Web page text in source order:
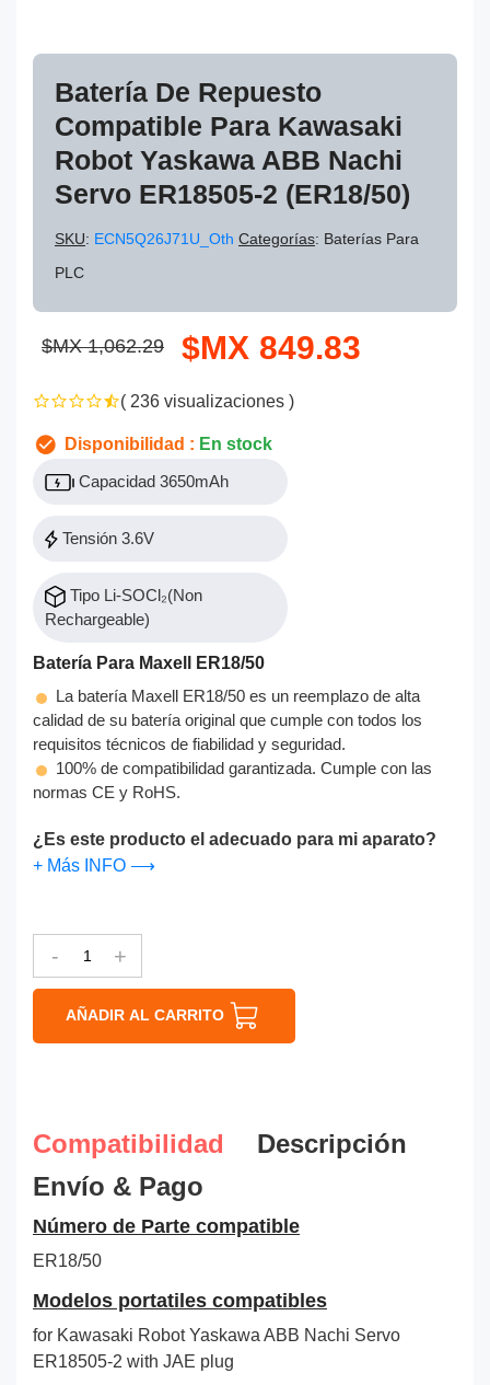
Batería De Repuesto
Compatible Para Kawasaki
Robot Yaskawa ABB Nachi
Servo ER18505-2 (ER18/50)
SKU: ECN5Q26J71U_Oth Categorías: Baterías Para
PLC
$MX 1,062.29 $MX 849.83
( 236 visualizaciones )
Disponibilidad : En stock
Capacidad 3650mAh
Tensión 3.6V
Tipo Li-SOCl₂(Non
Rechargeable)
Batería Para Maxell ER18/50
La batería Maxell ER18/50 es un reemplazo de alta
calidad de su batería original que cumple con todos los
requisitos técnicos de fiabilidad y seguridad.
100% de compatibilidad garantizada. Cumple con las
normas CE y RoHS.
¿Es este producto el adecuado para mi aparato?
+ Más INFO ⟶
- +
AÑADIR AL CARRITO
Compatibilidad
Descripción
Envío & Pago
Número de Parte compatible
ER18/50
Modelos portatiles compatibles
for Kawasaki Robot Yaskawa ABB Nachi Servo
ER18505-2 with JAE plug